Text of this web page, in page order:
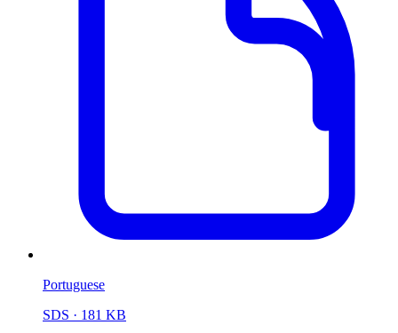
Portuguese
SDS · 181 KB